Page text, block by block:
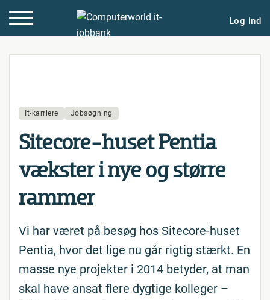
Log ind
It-karriere Jobsøgning
Sitecore-huset Pentia
vækster i nye og større
rammer
Vi har været på besøg hos Sitecore-huset
Pentia, hvor det lige nu går rigtig stærkt. En
masse nye projekter i 2014 betyder, at man
skal have ansat flere dygtige kolleger –